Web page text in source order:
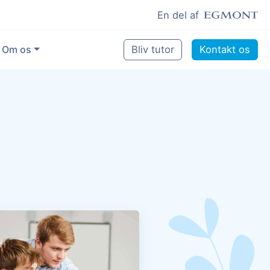
En del af
Om os Bliv tutor Kontakt os